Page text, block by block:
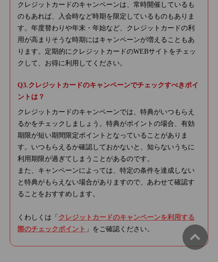
クレジットカードのキャンペーンは、常時開催しているも
のもあれば、入会時など時期を限定しているものもありま
す。年度替わりや年末・年始など、クレジットカードの利
用が高まりそうな時期にはキャンペーンが増えることもあ
ります。定期的にクレジットカードのWEBサイトをチェッ
クして、お得に利用してください。
クレジットカードのキャンペーンでチェックすべきポイ
ントは？
クレジットカードのキャンペーンでは、特典がいつもらえ
るかをチェックしましょう。特典がポイントの場合、有効
期限が短い期間限定ポイントとなっていることがありま
す。いつもらえるか確認しておかないと、知らないうちに
利用期限が過ぎてしまうことがあるのです。
また、キャンペーンによっては、特定の条件を達成しない
と特典がもらえない場合がありますので、あわせて確認す
ることをおすすめします。
くわしくは「 クレジットカードのキャンペーンを利用する
際のチェックポイント 」をご確認ください。